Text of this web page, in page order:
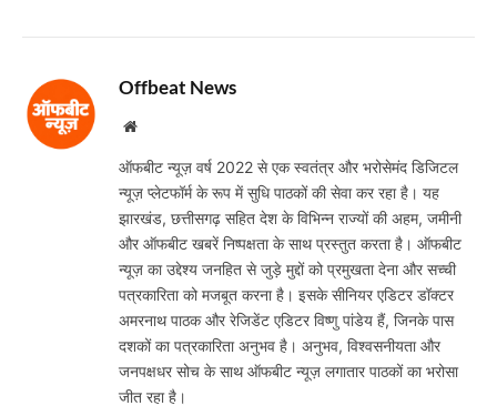
Offbeat News
Website
ऑफबीट न्यूज़ वर्ष 2022 से एक स्वतंत्र और भरोसेमंद डिजिटल
न्यूज़ प्लेटफॉर्म के रूप में सुधि पाठकों की सेवा कर रहा है। यह
झारखंड, छत्तीसगढ़ सहित देश के विभिन्न राज्यों की अहम, जमीनी
और ऑफबीट खबरें निष्पक्षता के साथ प्रस्तुत करता है। ऑफबीट
न्यूज़ का उद्देश्य जनहित से जुड़े मुद्दों को प्रमुखता देना और सच्ची
पत्रकारिता को मजबूत करना है। इसके सीनियर एडिटर डॉक्टर
अमरनाथ पाठक और रेजिडेंट एडिटर विष्णु पांडेय हैं, जिनके पास
दशकों का पत्रकारिता अनुभव है। अनुभव, विश्वसनीयता और
जनपक्षधर सोच के साथ ऑफबीट न्यूज़ लगातार पाठकों का भरोसा
जीत रहा है।